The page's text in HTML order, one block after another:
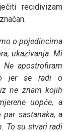
recidivizam
o pojedincima
ukazivanja. Mi
apostrofiram
jer se radi o
ne znam kojih
uopće, a
sastanaka, a
To su stvari radi